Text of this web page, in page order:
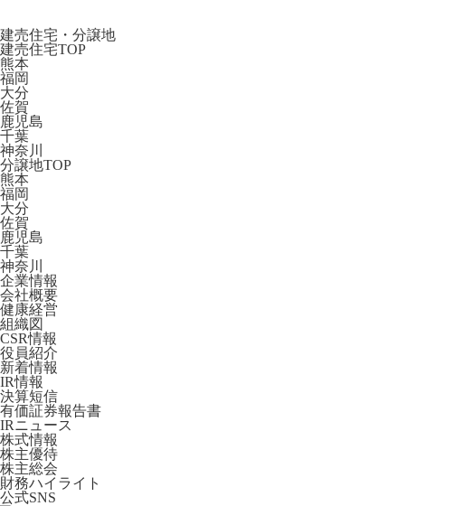
建売住宅・分譲地
建売住宅TOP
熊本
福岡
大分
佐賀
鹿児島
千葉
神奈川
分譲地TOP
熊本
福岡
大分
佐賀
鹿児島
千葉
神奈川
企業情報
会社概要
健康経営
組織図
CSR情報
役員紹介
新着情報
IR情報
決算短信
有価証券報告書
IRニュース
株式情報
株主優待
株主総会
財務ハイライト
公式SNS